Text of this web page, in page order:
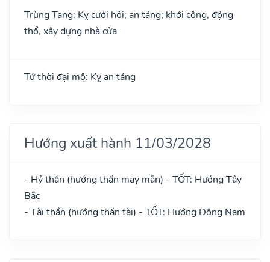
Trùng Tang: Kỵ cưới hỏi; an táng; khởi công, động
thổ, xây dựng nhà cửa
Tứ thời đại mộ: Kỵ an táng
Hướng xuất hành 11/03/2028
- Hỷ thần (hướng thần may mắn) - TỐT: Hướng Tây
Bắc
- Tài thần (hướng thần tài) - TỐT: Hướng Đông Nam